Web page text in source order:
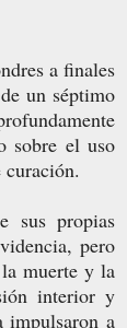
a finales
un séptimo
sobre el uso
sus propias
pero
la muerte y la
interior y
impulsaron a